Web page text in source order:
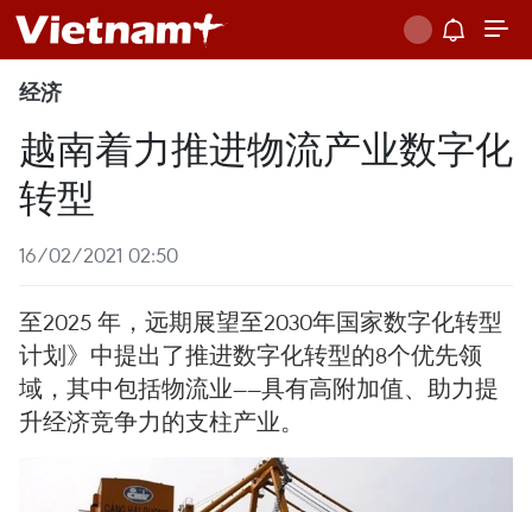
经济
越南着力推进物流产业数字化
转型
16/02/2021 02:50
至2025 年，远期展望至2030年国家数字化转型
计划》中提出了推进数字化转型的8个优先领
域，其中包括物流业——具有高附加值、助力提
升经济竞争力的支柱产业。